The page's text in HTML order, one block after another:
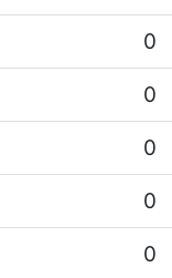
0
0
0
0
0